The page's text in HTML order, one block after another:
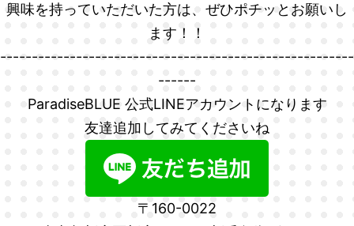
興味を持っていただいた方は、ぜひポチッとお願いし
ます！！
--------------------------------------------------------
------
ParadiseBLUE 公式LINEアカウントになります
友達追加してみてくださいね
〒160-0022